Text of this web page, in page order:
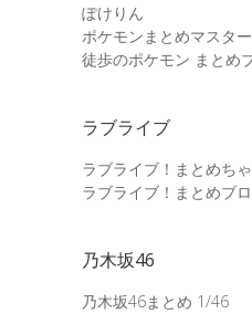
ぽけりん
ポケモンまとめマスター
徒歩のポケモン まとめ
ラブライブ
ラブライブ！まとめち
ラブライブ！まとめブ
乃木坂46
乃木坂46まとめ 1/46